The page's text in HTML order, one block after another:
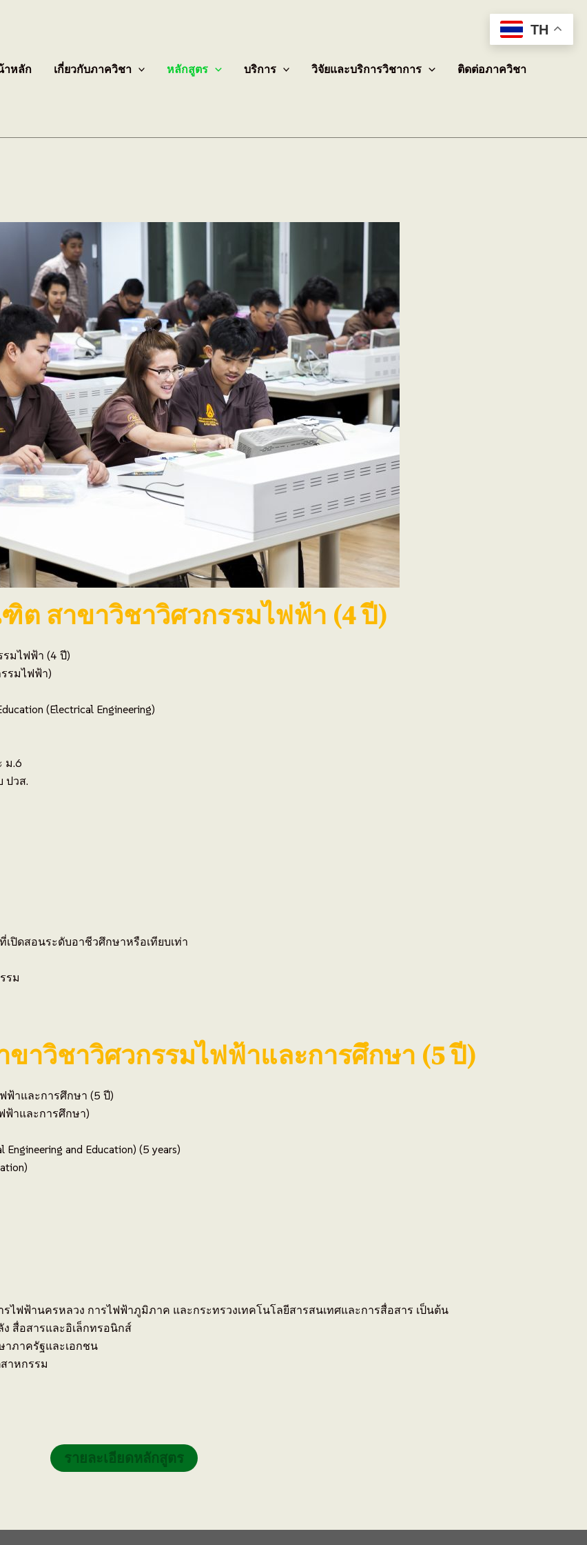
าหลัก เกี่ยวกับภาควิชา หลักสูตร บริการ วิจัยและบริการวิชาการ ติดต่อภาควิชา
สาขาวิชาวิศวกรรมไฟฟ้า (4 ปี)
มไฟฟ้า (4 ปี)
รมไฟฟ้า)
(Electrical Engineering)
ม.6
ปวส.
ปิดสอนระดับอาชีวศึกษาหรือเทียบเท่า
รม
าวิชาวิศวกรรมไฟฟ้าและการศึกษา (5 ปี)
าและการศึกษา (5 ปี)
าและการศึกษา)
Engineering and Education) (5 years)
ไฟฟ้านครหลวง การไฟฟ้าภูมิภาค และกระทรวงเทคโนโลยีสารสนเทศและการสื่อสาร เป็นต้น
สื่อสารและอิเล็กทรอนิกส์
าภาครัฐและเอกชน
าหกรรม
รายละเอียดหลักสูตร
TH